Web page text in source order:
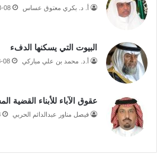
أ. د. بكري معتوق عساس 08
البيوت التي يسكنها الدفء
أ.د. محمد بن علي مباركي 08
عقوق الآباء للأبناء القضية
فيصل مناور عبدالدائم الحربي